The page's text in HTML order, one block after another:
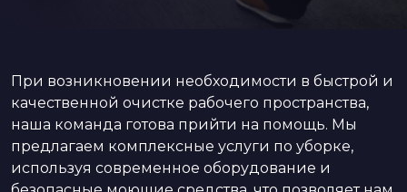
При возникновении необходимости в быстрой и
качественной очистке рабочего пространства,
наша команда готова прийти на помощь. Мы
предлагаем комплексные услуги по уборке,
используя современное оборудование и